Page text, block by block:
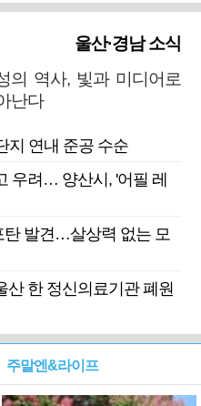
울산·경남 소식
의 역사, 빛과 미디어로
난다
지 연내 준공 수순
우려… 양산시, '어필 레
탄 발견…살상력 없는 모
산 한 정신의료기관 폐원
주말엔&라이프